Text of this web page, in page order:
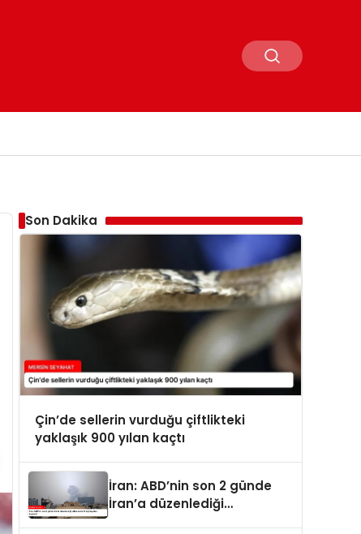
Son Dakika
Çin’de sellerin vurduğu çiftlikteki
yaklaşık 900 yılan kaçtı
İran: ABD’nin son 2 günde
İran’a düzenlediği